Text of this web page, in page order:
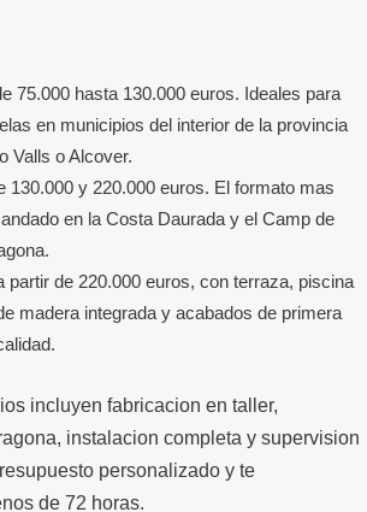
75.000 hasta 130.000 euros. Ideales para
en municipios del interior de la provincia
Valls o Alcover.
130.000 y 220.000 euros. El formato mas
en la Costa Daurada y el Camp de
partir de 220.000 euros, con terraza, piscina
madera integrada y acabados de primera
incluyen fabricacion en taller,
instalacion completa y supervision
personalizado y te
de 72 horas.